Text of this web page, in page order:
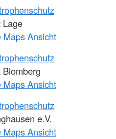
Lage
Maps Ansicht
Maps Ansicht
e.V.
Maps Ansicht